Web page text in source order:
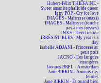
Hubert-Félix THIÉFAINE -
Sweet amanite phalloïde queen
Iggy POP - Cry for love
IMAGES - Maîtresse (maxi)
IMAGES - Maîtresse (touche
pas à mes tresses)
INXS - Devil inside
IRRÉSISTIBLES - My year is a
day
Isabelle ADJANI - Princesse au
petit pois
JACNO - Les langues
étrangères
Jacques BREL - Amsterdam
Jane BIRKIN - Amours des
feintes
Jane BIRKIN - Et quand bien